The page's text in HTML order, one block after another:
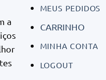
a
MEUS PEDIDOS
CARRINHO
MINHA CONTA
LOGOUT